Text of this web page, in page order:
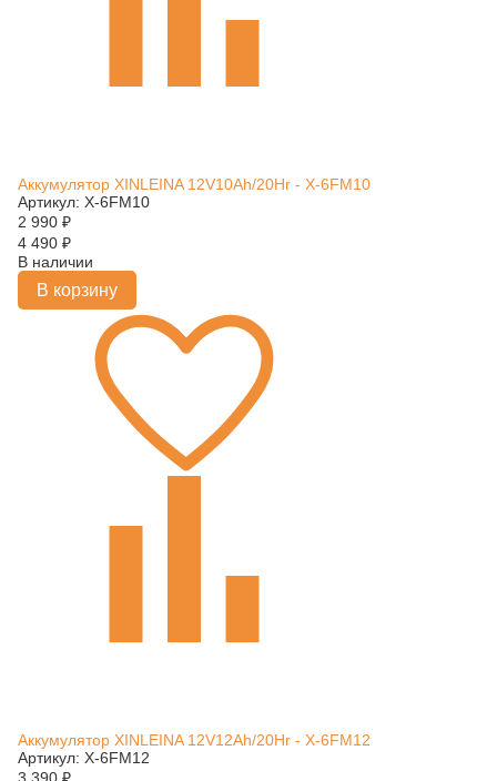
Аккумулятор XINLEINA 12V10Ah/20Hr - X-6FM10
Артикул: X-6FM10
2 990 ₽
4 490 ₽
В наличии
В корзину
Аккумулятор XINLEINA 12V12Ah/20Hr - X-6FM12
Артикул: X-6FM12